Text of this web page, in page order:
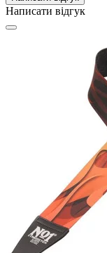
Написати відгук